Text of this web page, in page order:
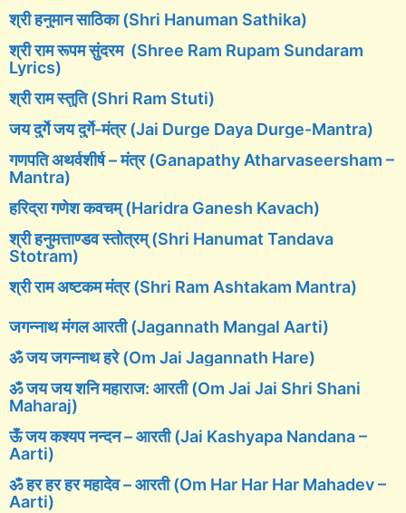
श्री हनुमान साठिका (Shri Hanuman Sathika)
श्री राम रूपम सुंदरम (Shree Ram Rupam Sundaram
Lyrics)
श्री राम स्तुति (Shri Ram Stuti)
जय दुर्गे जय दुर्गे-मंत्र (Jai Durge Daya Durge-Mantra)
गणपति अथर्वशीर्ष – मंत्र (Ganapathy Atharvaseersham –
Mantra)
हरिद्रा गणेश कवचम् (Haridra Ganesh Kavach)
श्री हनुमत्ताण्डव स्तोत्रम् (Shri Hanumat Tandava
Stotram)
श्री राम अष्टकम मंत्र (Shri Ram Ashtakam Mantra)
जगन्नाथ मंगल आरती (Jagannath Mangal Aarti)
ॐ जय जगन्नाथ हरे (Om Jai Jagannath Hare)
ॐ जय जय शनि महाराज: आरती (Om Jai Jai Shri Shani
Maharaj)
ऊँ जय कश्यप नन्दन – आरती (Jai Kashyapa Nandana –
Aarti)
ॐ हर हर हर महादेव – आरती (Om Har Har Har Mahadev –
Aarti)